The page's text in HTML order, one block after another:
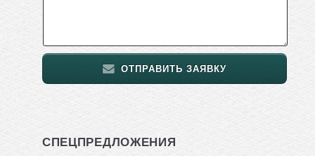
ОТПРАВИТЬ ЗАЯВКУ
СПЕЦПРЕДЛОЖЕНИЯ